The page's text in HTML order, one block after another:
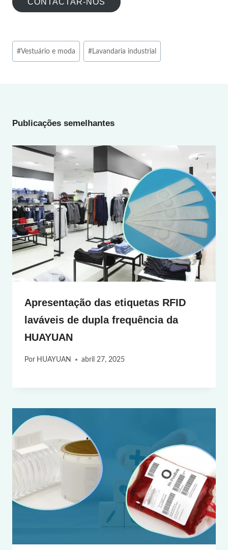
CONTACTAR-NOS
Post
#Vestuário e moda # Lavandaria industrial
Publicações semelhantes
Apresentação das etiquetas RFID
laváveis de dupla frequência da
HUAYUAN
Por HUAYUAN abril 27, 2025